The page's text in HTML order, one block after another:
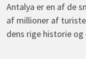
Antalya er en af de
af millioner af
dens rige historie